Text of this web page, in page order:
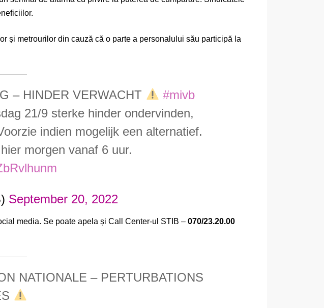
și metrourilor din cauză că o parte a personalului său participă la
– HINDER VERWACHT
#mivb
21/9 sterke hinder ondervinden,
indien mogelijk een alternatief.
morgen vanaf 6 uur.
September 20, 2022
media. Se poate apela și Call Center-ul STIB – 070/23.20.00
NATIONALE – PERTURBATIONS